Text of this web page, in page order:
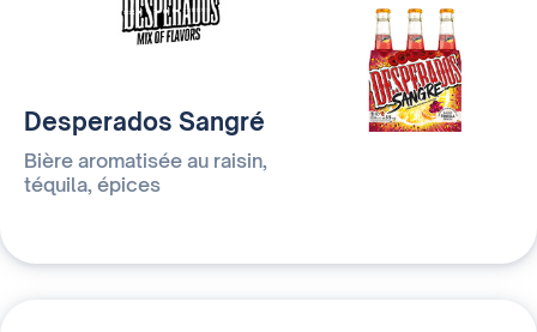
Desperados Sangré
Bière aromatisée au raisin,
téquila, épices